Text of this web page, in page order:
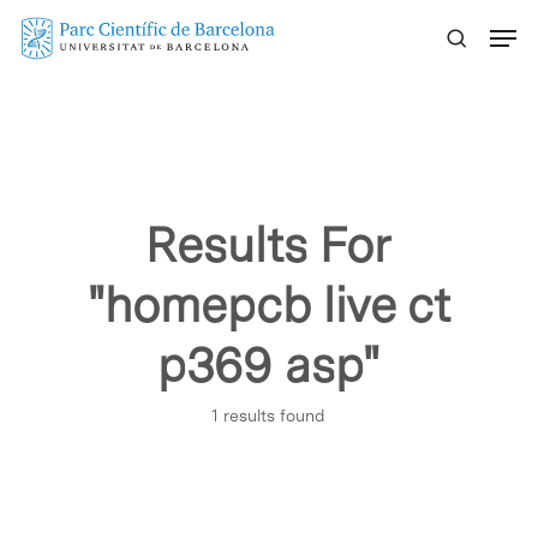
Skip
Results For
"homepcb live ct
p369 asp"
1 results found